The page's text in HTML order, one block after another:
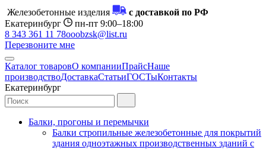
Железобетонные изделия
с доставкой по РФ
Екатеринбург
пн-пт 9:00–18:00
8 343 361 11 78ooobzsk@list.ru
Перезвоните мне
Каталог товаровО компанииПрайсНаше
производствоДоставкаСтатьиГОСТыКонтакты
Екатеринбург
Балки, прогоны и перемычки
Балки стропильные железобетонные для покрытий
здания одноэтажных производственных зданий с